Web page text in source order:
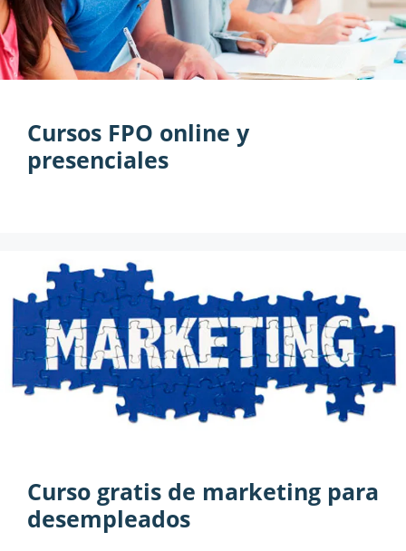
Cursos FPO online y
presenciales
Curso gratis de marketing para
desempleados